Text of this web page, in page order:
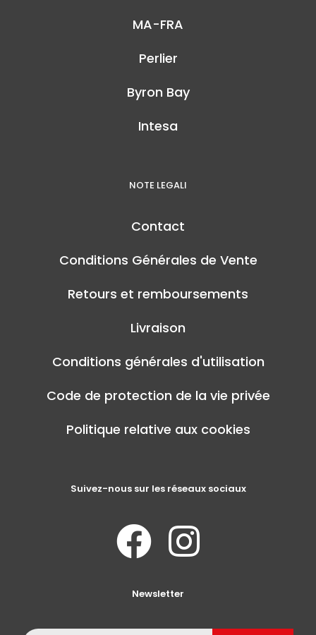
MA-FRA
Perlier
Byron Bay
Intesa
NOTE LEGALI
Contact
Conditions Générales de Vente
Retours et remboursements
Livraison
Conditions générales d'utilisation
Code de protection de la vie privée
Politique relative aux cookies
Suivez-nous sur les réseaux sociaux
Newsletter